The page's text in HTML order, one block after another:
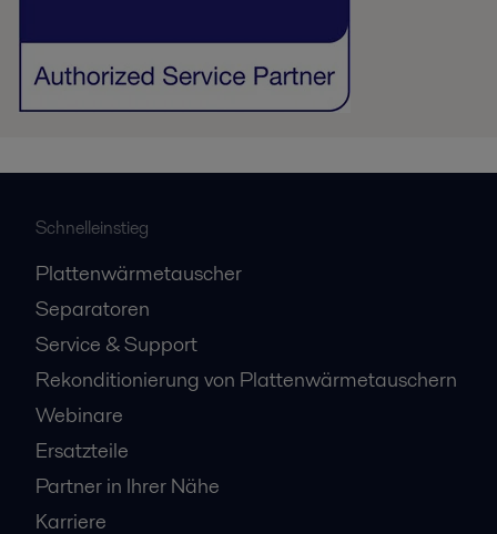
Schnelleinstieg
Plattenwärmetauscher
Separatoren
Service & Support
Rekonditionierung von Plattenwärmetauschern
Webinare
Ersatzteile
Partner in Ihrer Nähe
Karriere